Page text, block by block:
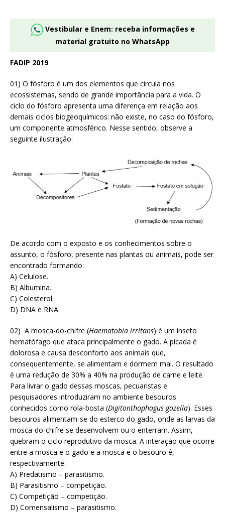
Vestibular e Enem: receba informações e
material gratuito no WhatsApp
FADIP 2019
01) O fósforo é um dos elementos que circula nos
ecossistemas, sendo de grande importância para a vida. O
ciclo do fósforo apresenta uma diferença em relação aos
demais ciclos biogeoquímicos: não existe, no caso do fósforo,
um componente atmosférico. Nesse sentido, observe a
seguinte ilustração:
De acordo com o exposto e os conhecimentos sobre o
assunto, o fósforo, presente nas plantas ou animais, pode ser
encontrado formando:
A) Celulose.
B) Albumina.
C) Colesterol.
D) DNA e RNA.
02) A mosca-do-chifre (Haematobia irritans) é um inseto
hematófago que ataca principalmente o gado. A picada é
dolorosa e causa desconforto aos animais que,
consequentemente, se alimentam e dormem mal. O resultado
é uma redução de 30% a 40% na produção de carne e leite.
Para livrar o gado dessas moscas, pecuaristas e
pesquisadores introduziram no ambiente besouros
conhecidos como rola-bosta (Digitonthophagus gazella). Esses
besouros alimentam-se do esterco do gado, onde as larvas da
mosca-do-chifre se desenvolvem ou o enterram. Assim,
quebram o ciclo reprodutivo da mosca. A interação que ocorre
entre a mosca e o gado e a mosca e o besouro é,
respectivamente:
A) Predatismo – parasitismo.
B) Parasitismo – competição.
C) Competição – competição.
D) Comensalismo – parasitismo.